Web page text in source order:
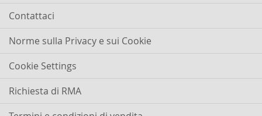
Contattaci
Norme sulla Privacy e sui Cookie
Cookie Settings
Richiesta di RMA